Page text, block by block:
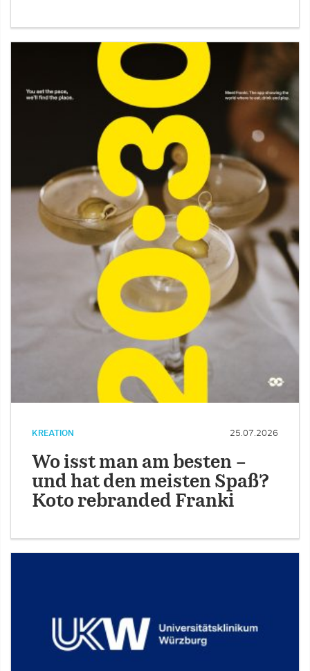
KREATION 25.07.2026
Wo isst man am besten –
und hat den meisten Spaß?
Koto rebranded Franki